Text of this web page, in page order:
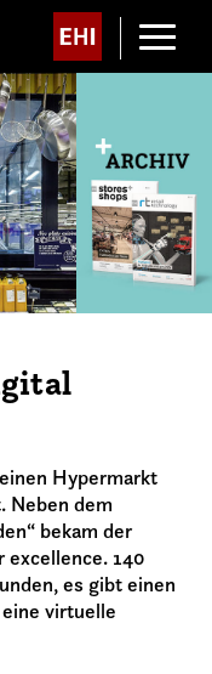
Hypermarkt
Neben dem
bekam der
140
es gibt einen
virtuelle